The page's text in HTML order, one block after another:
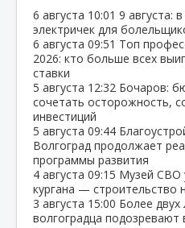
6 августа 10:01 9 августа:
электричек для
6 августа 09:51 Топ
2026: кто больше всех
ставки
5 августа 12:32 Бочаров:
сочетать осторожность,
инвестиций
5 августа 09:44
Волгоград продолжает
программы развития
4 августа 09:15 Музей СВО
кургана —
3 августа 15:00 Более двух
волгоградца